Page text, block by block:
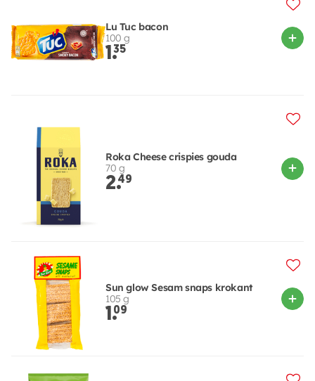
Lu Tuc bacon
100 g
1.35
Roka Cheese crispies gouda
70 g
2.49
Sun glow Sesam snaps krokant
105 g
1.09